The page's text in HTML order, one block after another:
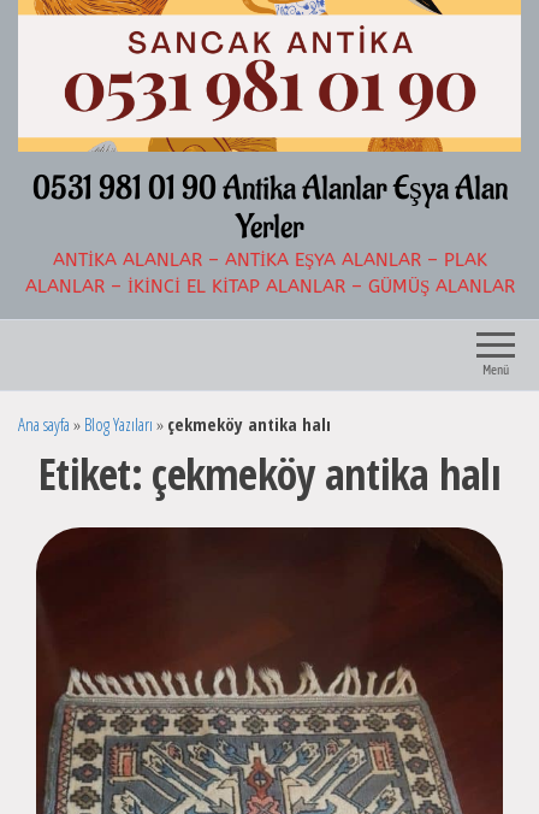
İçeriğe
0531 981 01 90 Antika Alanlar Eşya Alan
Yerler
ANTIKA ALANLAR – ANTIKA EŞYA ALANLAR – PLAK
ALANLAR – İKINCI EL KITAP ALANLAR – GÜMÜŞ ALANLAR
Menü
Ana sayfa » Blog Yazıları » çekmeköy antika halı
Etiket: çekmeköy antika halı